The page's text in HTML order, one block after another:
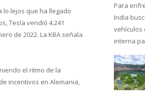
lo lejos que ha llegado
Tesla vendió 4.241
de 2022. La KBA señala
el ritmo de la
incentivos en Alemania,
Para
India
vehículos
interna